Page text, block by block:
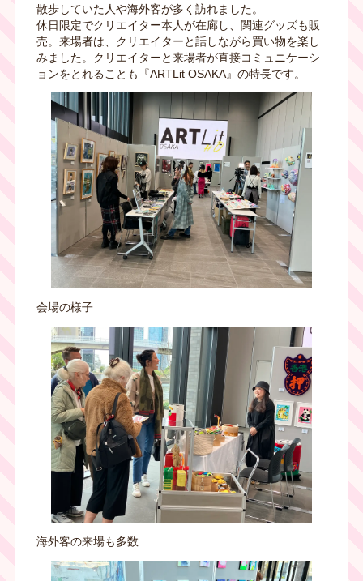
散歩していた人や海外客が多く訪れました。
休日限定でクリエイター本人が在廊し、関連グッズも販
売。来場者は、クリエイターと話しながら買い物を楽し
みました。クリエイターと来場者が直接コミュニケーシ
ョンをとれることも『ARTLit OSAKA』の特長です。
会場の様子
海外客の来場も多数